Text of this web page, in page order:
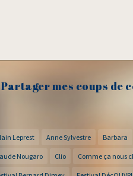
Partager mes coups de
Leprest Anne Sylvestre Barbara
Nougaro Clio Comme ça nous